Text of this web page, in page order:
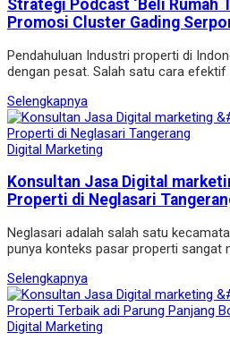
Strategi Podcast ‘Beli Rumah
Promosi Cluster Gading
Pendahuluan Industri properti di
dengan pesat. Salah satu cara efektif
Selengkapnya
Digital Marketing
Konsultan Jasa Digital
Properti di Neglasari
Neglasari adalah salah satu
punya konteks pasar properti sangat
Selengkapnya
Digital Marketing